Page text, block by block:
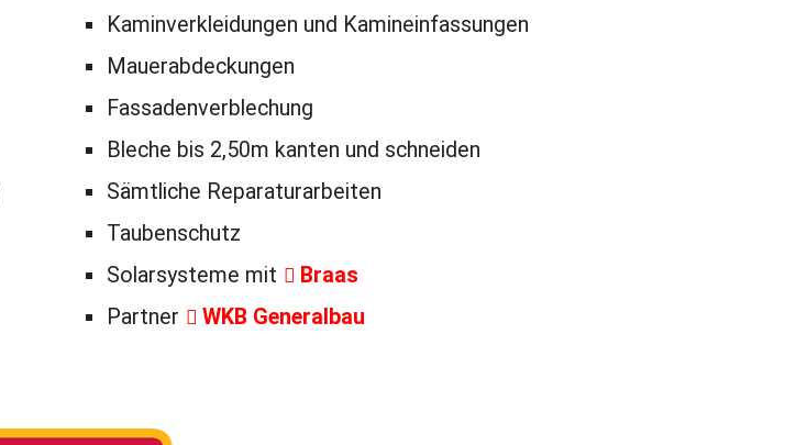
Kaminverkleidungen und Kamineinfassungen
Mauerabdeckungen
Fassadenverblechung
Bleche bis 2,50m kanten und schneiden
Sämtliche Reparaturarbeiten
Taubenschutz
Solarsysteme mit
Braas
Partner
WKB Generalbau